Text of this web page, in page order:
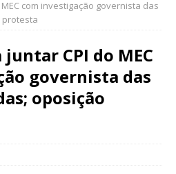
com investigação governista das
protesta
CPI do MEC
governista das
oposição